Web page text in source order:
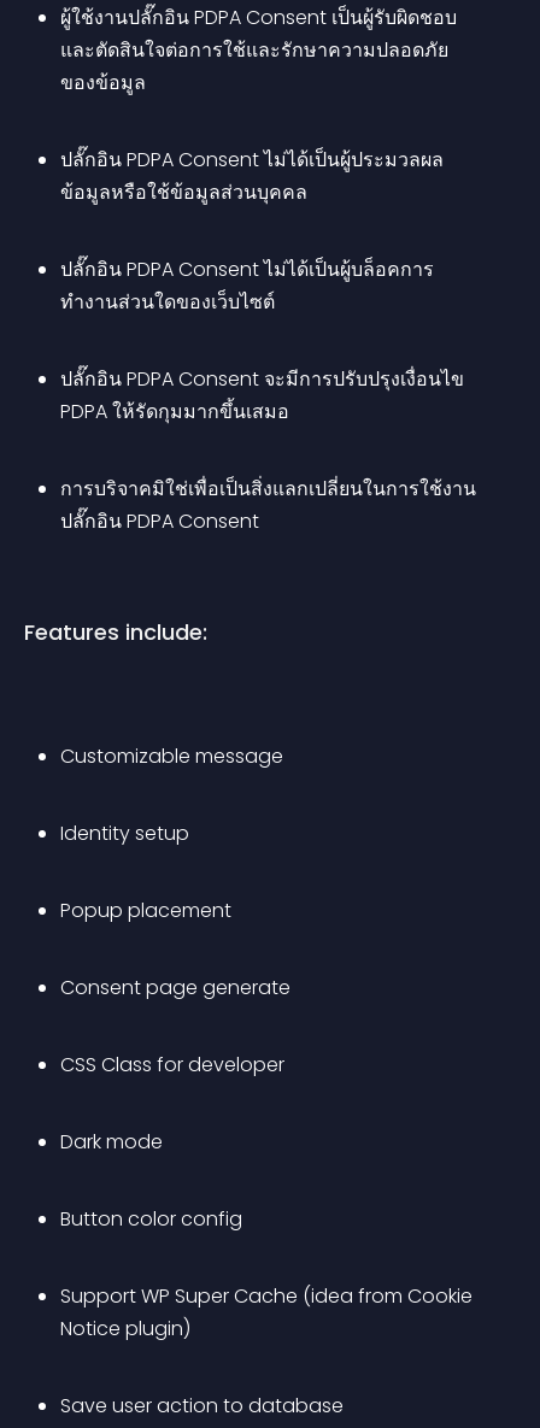
ผู้ใช้งานปลั๊กอิน PDPA Consent เป็นผู้รับผิดชอบ
และตัดสินใจต่อการใช้และรักษาความปลอดภัย
ของข้อมูล
ปลั๊กอิน PDPA Consent ไม่ได้เป็นผู้ประมวลผล
ข้อมูลหรือใช้ข้อมูลส่วนบุคคล
ปลั๊กอิน PDPA Consent ไม่ได้เป็นผู้บล็อคการ
ทำงานส่วนใดของเว็บไซต์
ปลั๊กอิน PDPA Consent จะมีการปรับปรุงเงื่อนไข
PDPA ให้รัดกุมมากขึ้นเสมอ
การบริจาคมิใช่เพื่อเป็นสิ่งแลกเปลี่ยนในการใช้งาน
ปลั๊กอิน PDPA Consent
Features include:
Customizable message
Identity setup
Popup placement
Consent page generate
CSS Class for developer
Dark mode
Button color config
Support WP Super Cache (idea from Cookie
Notice plugin)
Save user action to database